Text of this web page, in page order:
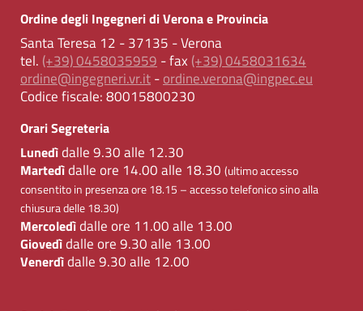
Ordine degli Ingegneri di Verona e Provincia
Santa Teresa 12 - 37135 - Verona
tel. (+39) 0458035959 - fax (+39) 0458031634
ordine@ingegneri.vr.it-ordine.verona@ingpec.eu
Codice fiscale:80015800230
Orari Segreteria
Lunedìdalle 9.30 alle 12.30
Martedìdalle ore 14.00 alle 18.30 (ultimo accesso
consentito in presenza ore 18.15 – accesso telefonico sino alla
chiusura delle 18.30)
Mercoledìdalle ore 11.00 alle 13.00
Giovedìdalle ore 9.30 alle 13.00
Venerdìdalle 9.30 alle 12.00